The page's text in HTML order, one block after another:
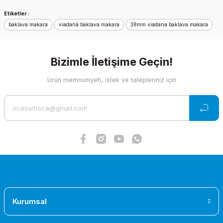
Ürün bilgilerinde hatalar bulunuyor.
Baklava Makara Bilyalı Optinew
987,72 TL
Etiketler :
baklava makara
viadana baklava makara 38mm viadana baklava makara
Bizimle İletişime Geçin!
Ürün memnuniyeti, istek ve talepleriniz için
Kurumsal